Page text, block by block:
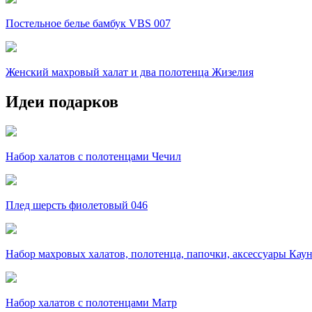
Постельное белье бамбук VBS 007
Женский махровый халат и два полотенца Жизелия
Идеи подарков
Набор халатов с полотенцами Чечил
Плед шерсть фиолетовый 046
Набор махровых халатов, полотенца, папочки, аксессуары
Набор халатов с полотенцами Матр